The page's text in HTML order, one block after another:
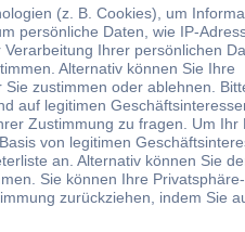
4860 lm
IP65
Grau (transparent)
ABS
PC